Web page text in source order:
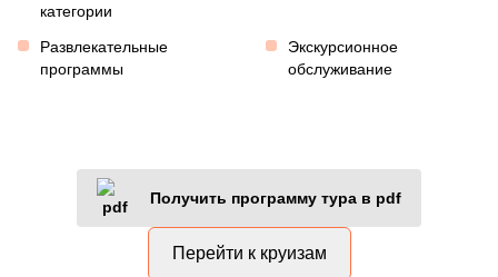
категории
Развлекательные
программы
Экскурсионное
обслуживание
Получить программу тура в pdf
Перейти к круизам